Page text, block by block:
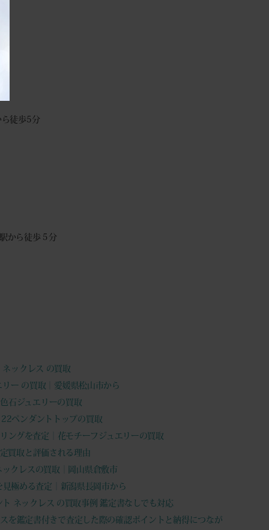
徒歩5分
から徒歩５分
ックレス の買取
ー の買取｜愛媛県松山市から
石ジュエリーの買取
ペンダントトップの買取
ングを査定｜花モチーフジュエリーの買取
買取と評価される理由
クレスの買取｜岡山県倉敷市
極める査定｜新潟県長岡市から
ネックレス の買取事例 鑑定書なしでも対応
鑑定書付きで査定した際の確認ポイントと納得につなが